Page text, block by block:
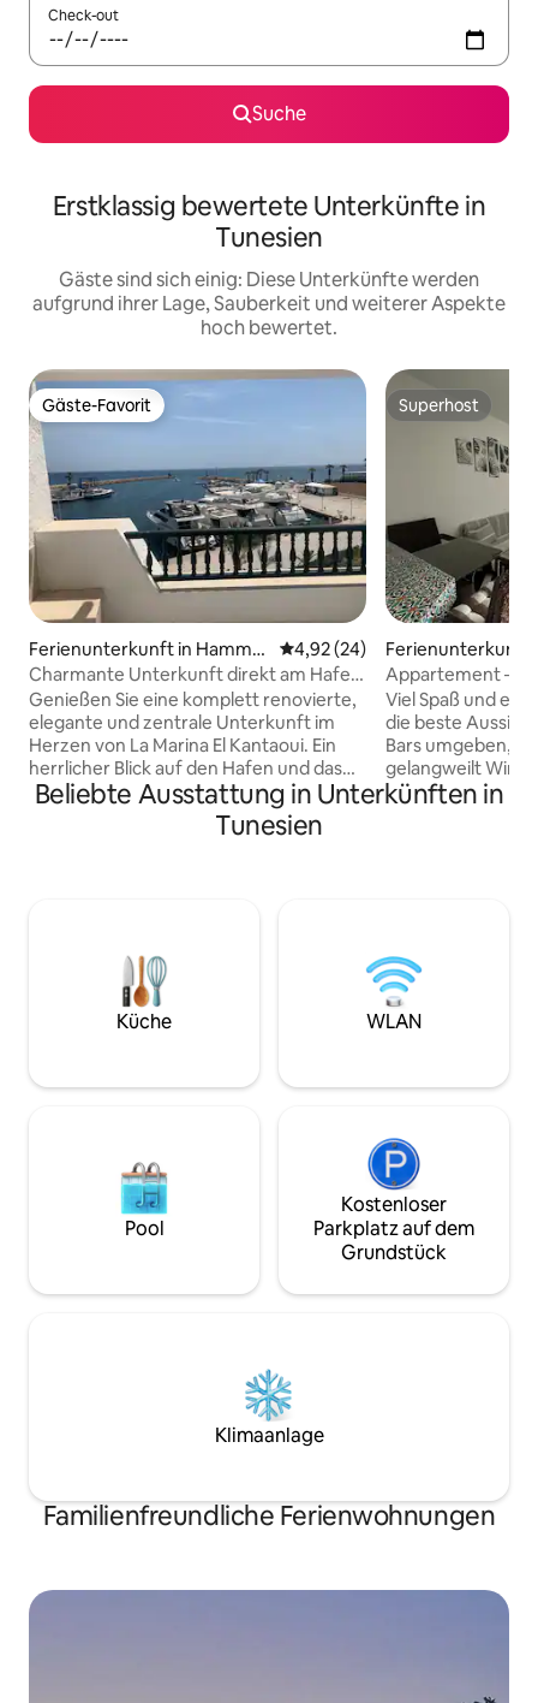
Check-out
Suche
Erstklassig bewertete Unterkünfte in
Tunesien
Gäste sind sich einig: Diese Unterkünfte werden
aufgrund ihrer Lage, Sauberkeit und weiterer Aspekte
hoch bewertet.
Gäste-Favorit
Gäste-Favorit
Ferienunterkunft in Hamma
m Sousse
Durchschnittliche Bewertung:
4,92 (24)
Charmante Unterkunft direkt am Hafen
und Meer
Genießen Sie eine komplett renovierte,
elegante und zentrale Unterkunft im
Herzen von La Marina El Kantaoui. Ein
herrlicher Blick auf den Hafen und das
Meer. Die Unterkunft verfügt über ein
Schlafzimmer und eine klimatisierte
Master-Suite, zwei Duschräume, eine
m von der Wohnung entfernt und
neben Geschäften und Restaurants. Die
Unterkunft beinhaltet auch kostenlosen
Zugang zum Pool und Parkplatz.
Superhost
Superhost
Ferienunterkunft
m Sousse
Appartement –
Viel Spaß und
die beste Aussicht Von Restaurants
Bars umgeben,
gelangweilt Wir können dir
Transportmittel
musst du sie
Schau dir das Bild des
Kantaoui an und
bis gleich
Beliebte Ausstattung in Unterkünften in
Tunesien
Küche WLAN
Pool
Kostenloser
Parkplatz auf dem
Grundstück
Klimaanlage
Familienfreundliche Ferienwohnungen